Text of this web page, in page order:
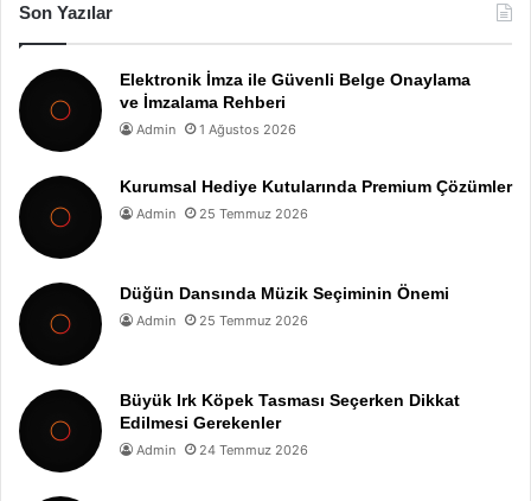
Son Yazılar
Elektronik İmza ile Güvenli Belge Onaylama
ve İmzalama Rehberi
Admin 1 Ağustos 2026
Kurumsal Hediye Kutularında Premium Çözümler
Admin 25 Temmuz 2026
Düğün Dansında Müzik Seçiminin Önemi
Admin 25 Temmuz 2026
Büyük Irk Köpek Tasması Seçerken Dikkat
Edilmesi Gerekenler
Admin 24 Temmuz 2026